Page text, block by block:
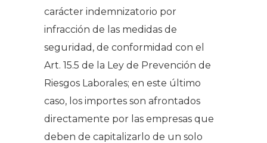
carácter indemnizatorio por
infracción de las medidas de
seguridad, de conformidad con el
Art. 15.5 de la Ley de Prevención de
Riesgos Laborales; en este último
caso, los importes son afrontados
directamente por las empresas que
deben de capitalizarlo de un solo